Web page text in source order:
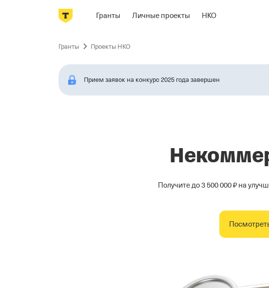
Гранты Личные проекты НКО
Гранты Проекты НКО
Прием заявок на конкурс 2025 года завершен
Получите до 3 500 000 ₽ на